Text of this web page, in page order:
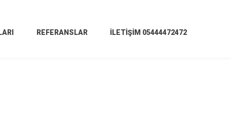
REFERANSLAR İLETIŞIM 05444472472